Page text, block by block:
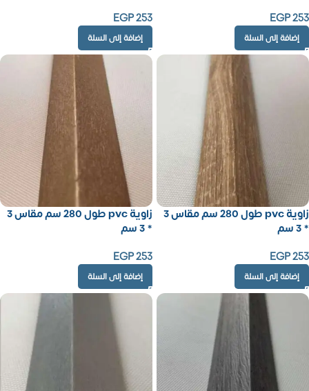
EGP253
إضافة إلى السلة
EGP253
إضافة إلى السلة
زاوية pvc طول 280 سم مقاس 3
* 3 سم
EGP253
إضافة إلى السلة
زاوية pvc طول 280 سم مقاس 3
* 3 سم
EGP253
إضافة إلى السلة